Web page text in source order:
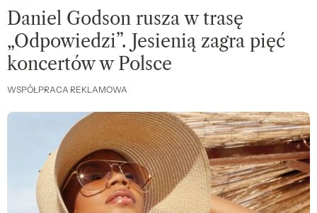
Daniel Godson rusza w trasę
„Odpowiedzi”. Jesienią zagra pięć
koncertów w Polsce
WSPÓŁPRACA REKLAMOWA